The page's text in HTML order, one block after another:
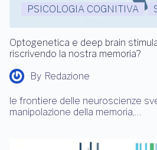
PSICOLOGIA COGNITIVA
Optogenetica e deep brain
riscrivendo la nostra memoria?
By Redazione
le frontiere delle neuroscienze
manipolazione della memoria,…